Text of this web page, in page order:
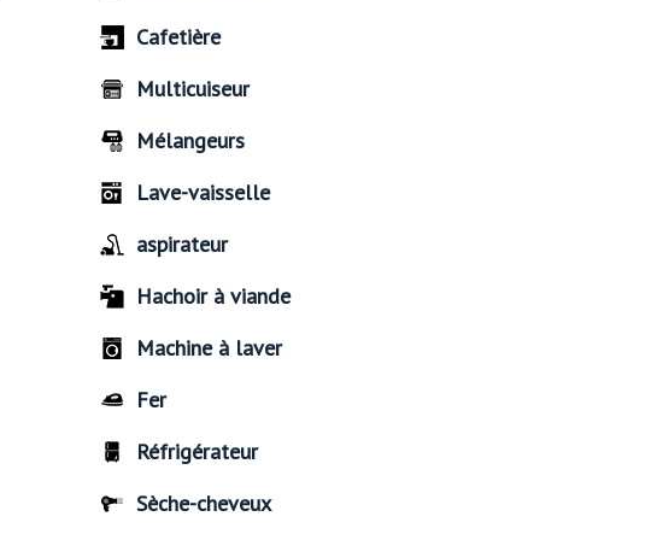
Cafetière
Multicuiseur
Mélangeurs
Lave-vaisselle
aspirateur
Hachoir à viande
Machine à laver
Fer
Réfrigérateur
Sèche-cheveux